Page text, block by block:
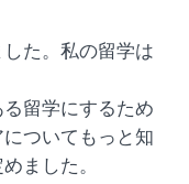
た。私の留学は
留学にするため
ついてもっと知
ました。